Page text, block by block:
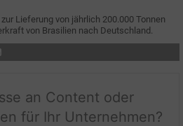
Lieferung von jährlich 200.000 Tonnen
von Brasilien nach Deutschland.
an Content oder
für Ihr Unternehmen?